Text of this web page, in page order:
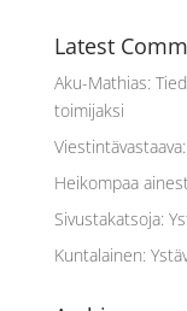
Latest
Aku-Mathias:
toimijaksi
Viestintävastaava:
Heikompaa
Sivustakatsoja:
Kuntalainen: